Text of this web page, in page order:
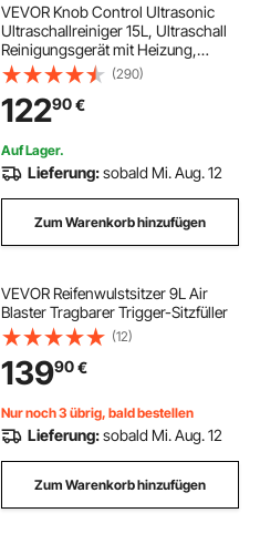
VEVOR Knob Control Ultrasonic
Ultraschallreiniger 15L, Ultraschall
Reinigungsgerät mit Heizung,
Schmuckreiniger Ultraschall 230 V,
Digitaler Ultraschallreiniger 400 W
Ultraschallreinigungsgerät 40 kHz
(290)
12290€
Auf Lager.
Lieferung:sobald Mi. Aug. 12
Zum Warenkorb hinzufügen
VEVOR Reifenwulstsitzer 9L Air
Blaster Tragbarer Trigger-Sitzfüller
(12)
13990€
Nur noch 3 übrig, bald bestellen
Lieferung:sobald Mi. Aug. 12
Zum Warenkorb hinzufügen